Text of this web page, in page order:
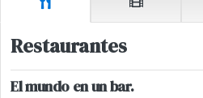
Restaurantes
El mundo en un bar.